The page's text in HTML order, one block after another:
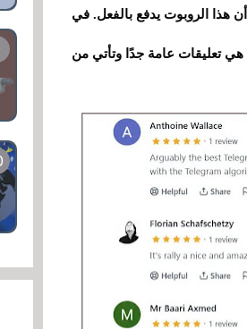
هذا الروبوت يدفع بالفعل. في
هي تعليقات عامة جدًا وتأتي من